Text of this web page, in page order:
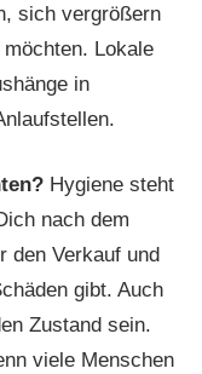
sich vergrößern
Lokale
in
Hygiene steht
nach dem
den Verkauf und
gibt. Auch
Zustand sein.
viele Menschen